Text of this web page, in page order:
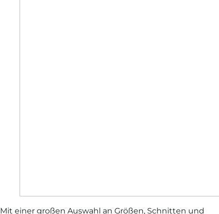
Mit einer großen Auswahl an Größen, Schnitten und